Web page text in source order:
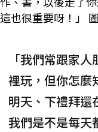
這也很重要呀！」
「我們常跟家
裡玩，但你怎麼
明天、下禮拜還
我們是不是每天